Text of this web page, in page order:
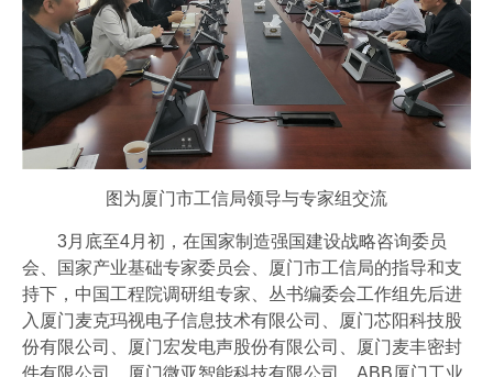
图为厦门市工信局领导与专家组交流
3月底至4月初，在国家制造强国建设战略咨询委员
会、国家产业基础专家委员会、厦门市工信局的指导和支
持下，中国工程院调研组专家、丛书编委会工作组先后进
入厦门麦克玛视电子信息技术有限公司、厦门芯阳科技股
份有限公司、厦门宏发电声股份有限公司、厦门麦丰密封
件有限公司、厦门微亚智能科技有限公司、ABB厦门工业